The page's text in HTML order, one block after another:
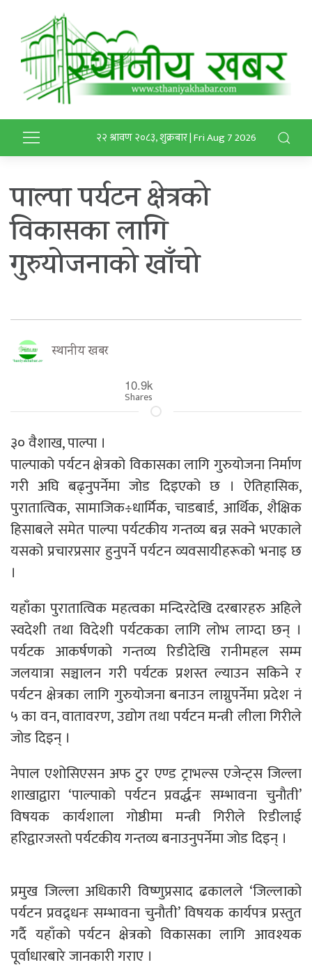
२२ श्रावण २०८३, शुक्रबार | Fri Aug 7 2026
पाल्पा पर्यटन क्षेत्रको
विकासका लागि
गुरुयोजनाको खाँचो
स्थानीय खबर
10.9k
Shares
३० वैशाख, पाल्पा ।
पाल्पाको पर्यटन क्षेत्रको विकासका लागि गुरुयोजना निर्माण
गरी अघि बढ्नुपर्नेमा जोड दिइएको छ । ऐतिहासिक,
पुरातात्विक, सामाजिक÷धार्मिक, चाडबार्ड, आर्थिक, शैक्षिक
हिसाबले समेत पाल्पा पर्यटकीय गन्तव्य बन्न सक्ने भएकाले
यसको प्रचारप्रसार हुनुपर्ने पर्यटन व्यवसायीहरूको भनाइ छ
।
यहाँका पुरातात्विक महत्वका मन्दिरदेखि दरबारहरु अहिले
स्वदेशी तथा विदेशी पर्यटकका लागि लोभ लाग्दा छन् ।
पर्यटक आकर्षणको गन्तव्य रिडीदेखि रानीमहल सम्म
जलयात्रा सञ्चालन गरी पर्यटक प्रशस्त ल्याउन सकिने र
पर्यटन क्षेत्रका लागि गुरुयोजना बनाउन लाग्नुपर्नेमा प्रदेश नं
५ का वन, वातावरण, उद्योग तथा पर्यटन मन्त्री लीला गिरीले
जोड दिइन् ।
नेपाल एशोसिएसन अफ टुर एण्ड ट्राभल्स एजेन्ट्स जिल्ला
शाखाद्वारा ‘पाल्पाको पर्यटन प्रवर्द्धनः सम्भावना चुनौती’
विषयक कार्यशाला गोष्ठीमा मन्त्री गिरीले रिडीलाई
हरिद्वारजस्तो पर्यटकीय गन्तव्य बनाउनुपर्नेमा जोड दिइन् ।
प्रमुख जिल्ला अधिकारी विष्णुप्रसाद ढकालले ‘जिल्लाको
पर्यटन प्रवद्र्धनः सम्भावना चुनौती’ विषयक कार्यपत्र प्रस्तुत
गर्दै यहाँको पर्यटन क्षेत्रको विकासका लागि आवश्यक
पूर्वाधारबारे जानकारी गराए ।